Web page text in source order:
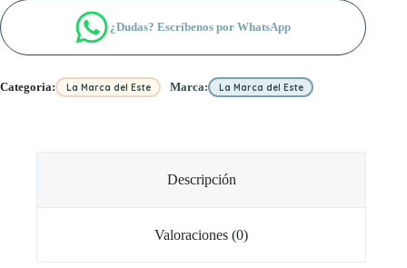
¿Dudas? Escríbenos por WhatsApp
Categoria: La Marca del Este Marca: La Marca del Este
Descripción
Valoraciones (0)